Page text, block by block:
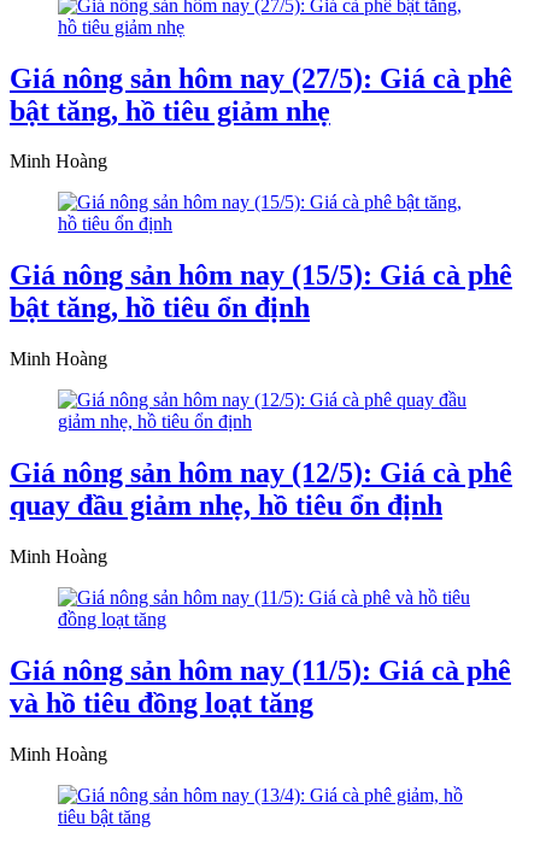
Giá nông sản hôm nay (27/5): Giá cà phê
bật tăng, hồ tiêu giảm nhẹ
Minh Hoàng
Giá nông sản hôm nay (15/5): Giá cà phê
bật tăng, hồ tiêu ổn định
Minh Hoàng
Giá nông sản hôm nay (12/5): Giá cà phê
quay đầu giảm nhẹ, hồ tiêu ổn định
Minh Hoàng
Giá nông sản hôm nay (11/5): Giá cà phê
và hồ tiêu đồng loạt tăng
Minh Hoàng